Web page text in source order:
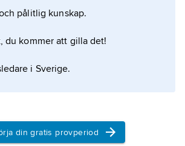
var far även till
till storamiralen
(1654–1710) och till
Churchill (1656–1714).
om artikeln
pålitlig kunskap.
du kommer att gilla det!
i Sverige.
din gratis provperiod